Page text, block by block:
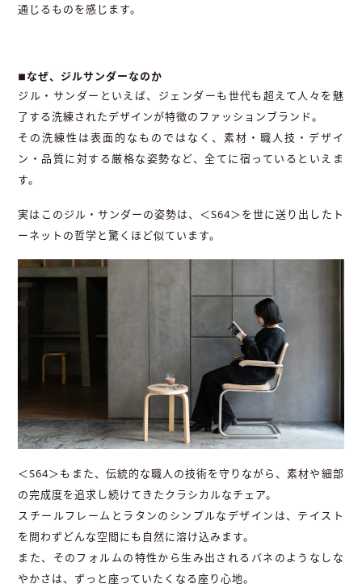
通じるものを感じます。
◾︎なぜ、ジルサンダーなのか
ジル・サンダーといえば、ジェンダーも世代も超えて人々を魅
了する洗練されたデザインが特徴のファッションブランド。
その洗練性は表面的なものではなく、素材・職人技・デザイ
ン・品質に対する厳格な姿勢など、全てに宿っているといえま
す。
実はこのジル・サンダーの姿勢は、＜S64＞を世に送り出したト
ーネットの哲学と驚くほど似ています。
＜S64＞もまた、伝統的な職人の技術を守りながら、素材や細部
の完成度を追求し続けてきたクラシカルなチェア。
スチールフレームとラタンのシンプルなデザインは、テイスト
を問わずどんな空間にも自然に溶け込みます。
また、そのフォルムの特性から生み出されるバネのようなしな
やかさは、ずっと座っていたくなる座り心地。